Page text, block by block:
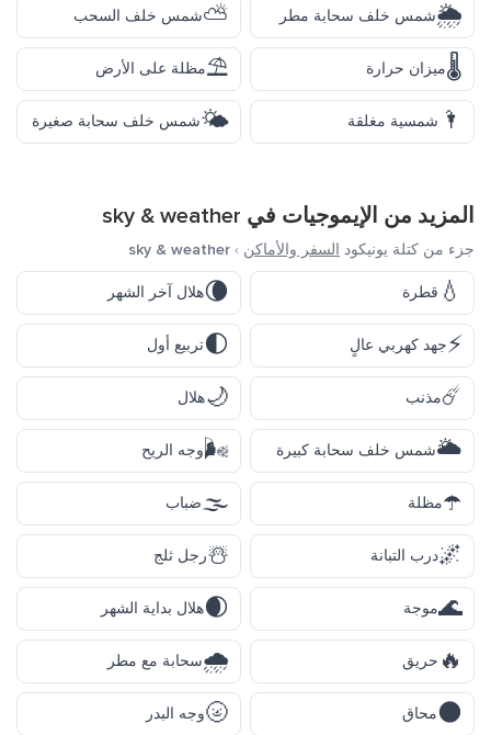
🌦️شمس خلف سحابة مطر ⛅شمس خلف السحب
🌡️ميزان حرارة ⛱️مظلة على الأرض
🌂 شمسية مغلقة 🌤️شمس خلف سحابة صغيرة
المزيد من الإيموجيات في sky & weather
جزء من كتلة يونيكود السفر والأماكن ›
sky & weather
💧 قطرة 🌘هلال آخر الشهر
⚡جهد كهربي عالٍ 🌓تربيع أول
☄️مذنب 🌙هلال
🌥️شمس خلف سحابة كبيرة 🌬️وجه الريح
☂️مظلة 🌫️ضباب
🌌درب التبانة ☃️رجل ثلج
🌊موجة 🌒هلال بداية الشهر
🔥 حريق 🌧️سحابة مع مطر
🌑محاق 🌝وجه البدر